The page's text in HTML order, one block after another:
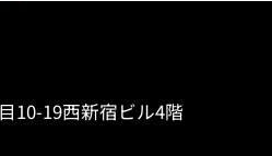
10-19西新宿ビル4階